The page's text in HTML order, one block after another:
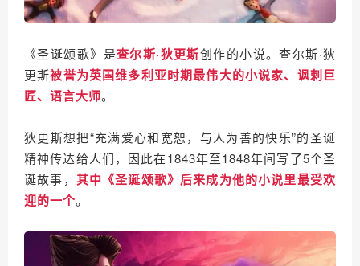
《圣诞颂歌》是查尔斯·狄更斯创作的小说。查尔斯·狄
更斯被誉为英国维多利亚时期最伟大的小说家、讽刺巨
匠、语言大师。
狄更斯想把“充满爱心和宽恕，与人为善的快乐”的圣诞
精神传达给人们，因此在1843年至1848年间写了5个圣
诞故事， 其中《圣诞颂歌》后来成为他的小说里最受欢
迎的一个。